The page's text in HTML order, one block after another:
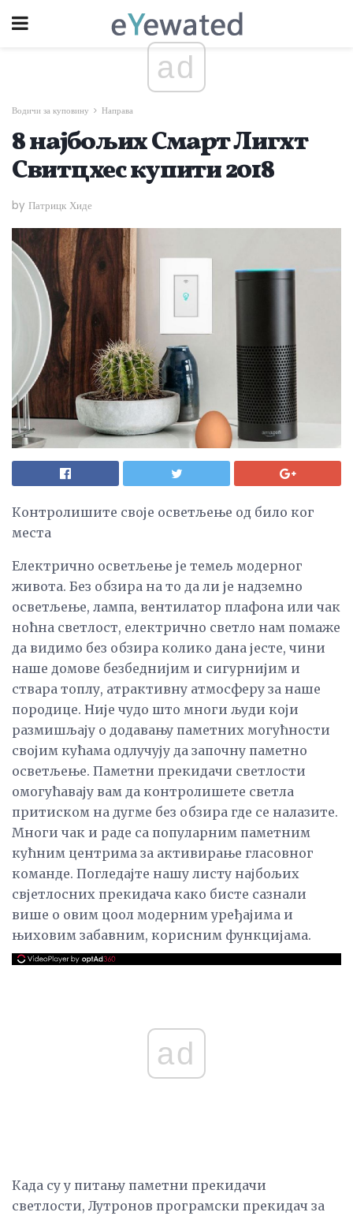
ad
Водичи за куповину Направа
8 најбољих Смарт Лигхт
Свитцхес купити 2018
by Патрицк Хиде
Контролишите своје осветљење од било ког
места
Електрично осветљење је темељ модерног
живота. Без обзира на то да ли је надземно
осветљење, лампа, вентилатор плафона или чак
ноћна светлост, електрично светло нам помаже
да видимо без обзира колико дана јесте, чини
наше домове безбеднијим и сигурнијим и
ствара топлу, атрактивну атмосферу за наше
породице. Није чудо што многи људи који
размишљају о додавању паметних могућности
својим кућама одлучују да започну паметно
осветљење. Паметни прекидачи светлости
омогућавају вам да контролишете светла
притиском на дугме без обзира где се налазите.
Многи чак и раде са популарним паметним
кућним центрима за активирање гласовног
команде. Погледајте нашу листу најбољих
свјетлосних прекидача како бисте сазнали
више о овим цоол модерним уређајима и
њиховим забавним, корисним функцијама.
ad
Када су у питању паметни прекидачи
светлости, Лутронов програмски прекидач за